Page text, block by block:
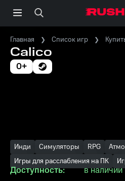
Главная Список игр
Calico
0+
Инди Симуляторы RPG
Игры для расслабления на ПК
Доступность:
в наличии